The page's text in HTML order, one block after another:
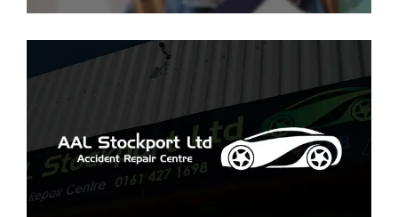
AAL Stockport Ltd
SEO ·